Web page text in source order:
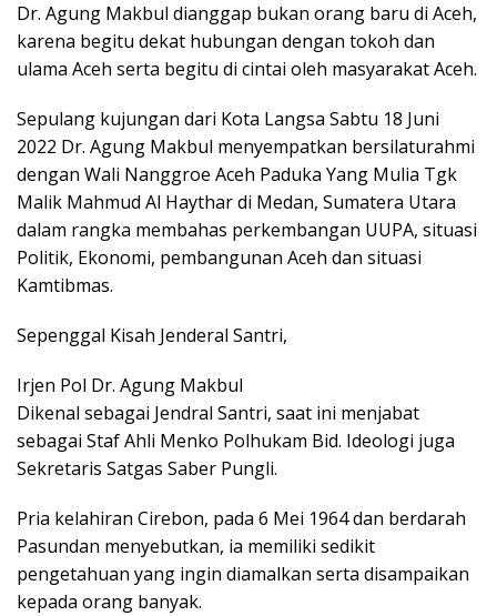
Dr. Agung Makbul dianggap bukan orang baru di Aceh,
karena begitu dekat hubungan dengan tokoh dan
ulama Aceh serta begitu di cintai oleh masyarakat Aceh.
Sepulang kujungan dari Kota Langsa Sabtu 18 Juni
2022 Dr. Agung Makbul menyempatkan bersilaturahmi
dengan Wali Nanggroe Aceh Paduka Yang Mulia Tgk
Malik Mahmud Al Haythar di Medan, Sumatera Utara
dalam rangka membahas perkembangan UUPA, situasi
Politik, Ekonomi, pembangunan Aceh dan situasi
Kamtibmas.
Sepenggal Kisah Jenderal Santri,
Irjen Pol Dr. Agung Makbul
Dikenal sebagai Jendral Santri, saat ini menjabat
sebagai Staf Ahli Menko Polhukam Bid. Ideologi juga
Sekretaris Satgas Saber Pungli.
Pria kelahiran Cirebon, pada 6 Mei 1964 dan berdarah
Pasundan menyebutkan, ia memiliki sedikit
pengetahuan yang ingin diamalkan serta disampaikan
kepada orang banyak.